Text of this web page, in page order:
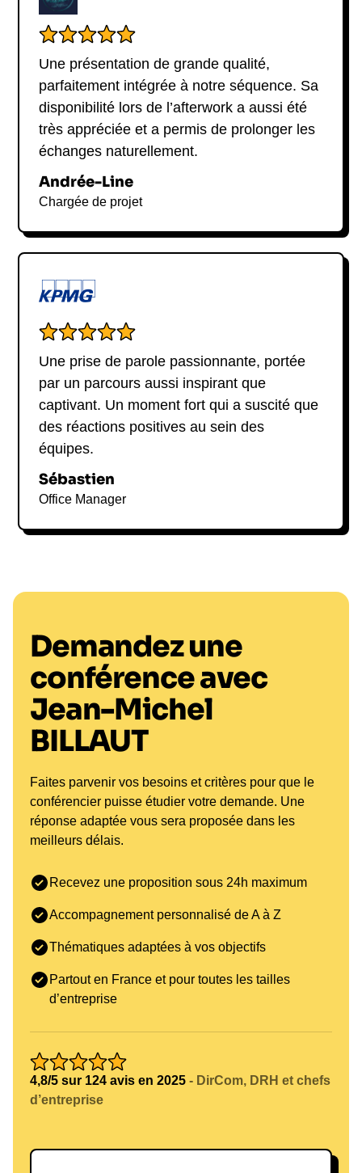
Une présentation de grande qualité,
parfaitement intégrée à notre séquence. Sa
disponibilité lors de l’afterwork a aussi été
très appréciée et a permis de prolonger les
échanges naturellement.
Andrée-Line
Chargée de projet
Une prise de parole passionnante, portée
par un parcours aussi inspirant que
captivant. Un moment fort qui a suscité que
des réactions positives au sein des
équipes.
Sébastien
Office Manager
Demandez une
conférence avec
Jean-Michel
BILLAUT
Faites parvenir vos besoins et critères pour que le
conférencier puisse étudier votre demande. Une
réponse adaptée vous sera proposée dans les
meilleurs délais.
Recevez une proposition sous 24h maximum
Accompagnement personnalisé de A à Z
Thématiques adaptées à vos objectifs
Partout en France et pour toutes les tailles
d’entreprise
4,8/5 sur 124 avis en 2025 - DirCom, DRH et chefs
d’entreprise